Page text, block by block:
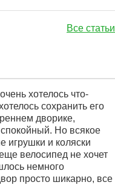
Все статьи
хотелось что-
сохранить его
дворике,
Но всякое
игрушки и коляски
велосипед не хочет
немного
просто шикарно, все